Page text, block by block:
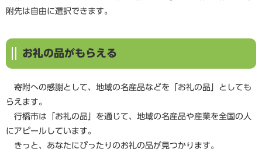
附先は自由に選択できます。
お礼の品がもらえる
寄附への感謝として、地域の名産品などを「お礼の品」としても
らえます。
行橋市は「お礼の品」を通じて、地域の名産品や産業を全国の人
にアピールしています。
きっと、あなたにぴったりのお礼の品が見つかります。